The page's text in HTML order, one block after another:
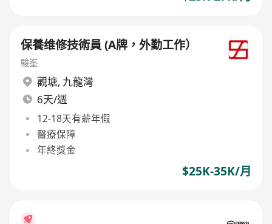
保養维修技術員 (A牌，外勤工作）
駿峯
觀塘, 九龍灣
6天/週
12-18天有薪年假
醫療保障
年終獎金
$25K-35K/月